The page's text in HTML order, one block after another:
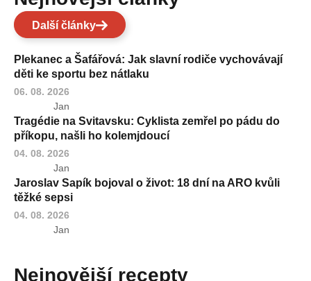
Další články
Plekanec a Šafářová: Jak slavní rodiče vychovávají
děti ke sportu bez nátlaku
06. 08. 2026
Jan
Tragédie na Svitavsku: Cyklista zemřel po pádu do
příkopu, našli ho kolemjdoucí
04. 08. 2026
Jan
Jaroslav Sapík bojoval o život: 18 dní na ARO kvůli
těžké sepsi
04. 08. 2026
Jan
Nejnovější recepty